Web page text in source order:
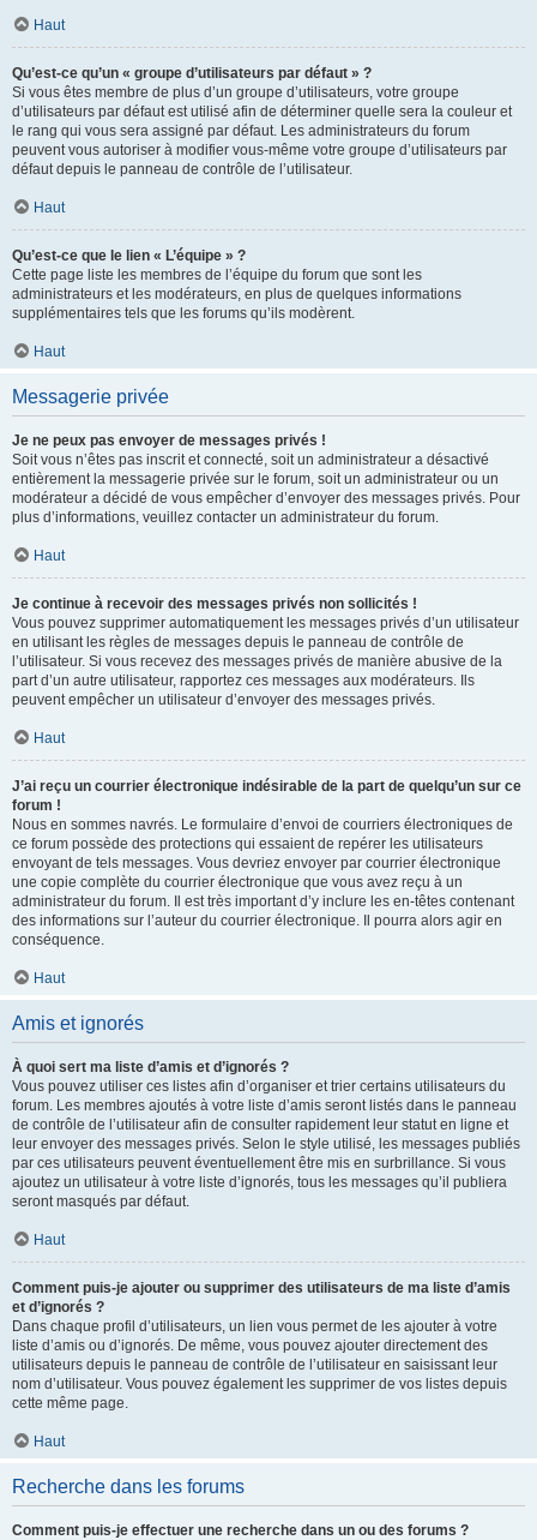
Haut
Qu’est-ce qu’un « groupe d’utilisateurs par défaut » ?
Si vous êtes membre de plus d’un groupe d’utilisateurs, votre groupe
d’utilisateurs par défaut est utilisé afin de déterminer quelle sera la couleur et
le rang qui vous sera assigné par défaut. Les administrateurs du forum
peuvent vous autoriser à modifier vous-même votre groupe d’utilisateurs par
défaut depuis le panneau de contrôle de l’utilisateur.
Haut
Qu’est-ce que le lien « L’équipe » ?
Cette page liste les membres de l’équipe du forum que sont les
administrateurs et les modérateurs, en plus de quelques informations
supplémentaires tels que les forums qu’ils modèrent.
Haut
Messagerie privée
Je ne peux pas envoyer de messages privés !
Soit vous n’êtes pas inscrit et connecté, soit un administrateur a désactivé
entièrement la messagerie privée sur le forum, soit un administrateur ou un
modérateur a décidé de vous empêcher d’envoyer des messages privés. Pour
plus d’informations, veuillez contacter un administrateur du forum.
Haut
Je continue à recevoir des messages privés non sollicités !
Vous pouvez supprimer automatiquement les messages privés d’un utilisateur
en utilisant les règles de messages depuis le panneau de contrôle de
l’utilisateur. Si vous recevez des messages privés de manière abusive de la
part d’un autre utilisateur, rapportez ces messages aux modérateurs. Ils
peuvent empêcher un utilisateur d’envoyer des messages privés.
Haut
J’ai reçu un courrier électronique indésirable de la part de quelqu’un sur ce
forum !
Nous en sommes navrés. Le formulaire d’envoi de courriers électroniques de
ce forum possède des protections qui essaient de repérer les utilisateurs
envoyant de tels messages. Vous devriez envoyer par courrier électronique
une copie complète du courrier électronique que vous avez reçu à un
administrateur du forum. Il est très important d’y inclure les en-têtes contenant
des informations sur l’auteur du courrier électronique. Il pourra alors agir en
conséquence.
Haut
Amis et ignorés
À quoi sert ma liste d’amis et d’ignorés ?
Vous pouvez utiliser ces listes afin d’organiser et trier certains utilisateurs du
forum. Les membres ajoutés à votre liste d’amis seront listés dans le panneau
de contrôle de l’utilisateur afin de consulter rapidement leur statut en ligne et
leur envoyer des messages privés. Selon le style utilisé, les messages publiés
par ces utilisateurs peuvent éventuellement être mis en surbrillance. Si vous
ajoutez un utilisateur à votre liste d’ignorés, tous les messages qu’il publiera
seront masqués par défaut.
Haut
Comment puis-je ajouter ou supprimer des utilisateurs de ma liste d’amis
et d’ignorés ?
Dans chaque profil d’utilisateurs, un lien vous permet de les ajouter à votre
liste d’amis ou d’ignorés. De même, vous pouvez ajouter directement des
utilisateurs depuis le panneau de contrôle de l’utilisateur en saisissant leur
nom d’utilisateur. Vous pouvez également les supprimer de vos listes depuis
cette même page.
Haut
Recherche dans les forums
Comment puis-je effectuer une recherche dans un ou des forums ?